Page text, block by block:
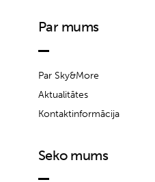
Par mums
Par Sky&More
Aktualitātes
Kontaktinformācija
Seko mums